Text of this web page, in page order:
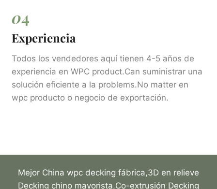
04
Experiencia
Todos los vendedores aquí tienen 4-5 años de
experiencia en WPC product.Can suministrar una
solución eficiente a la problems.No matter en
wpc producto o negocio de exportación.
Mejor China wpc decking fábrica,3D en relieve
Decking chino mayorista,Co-extrusión Decking